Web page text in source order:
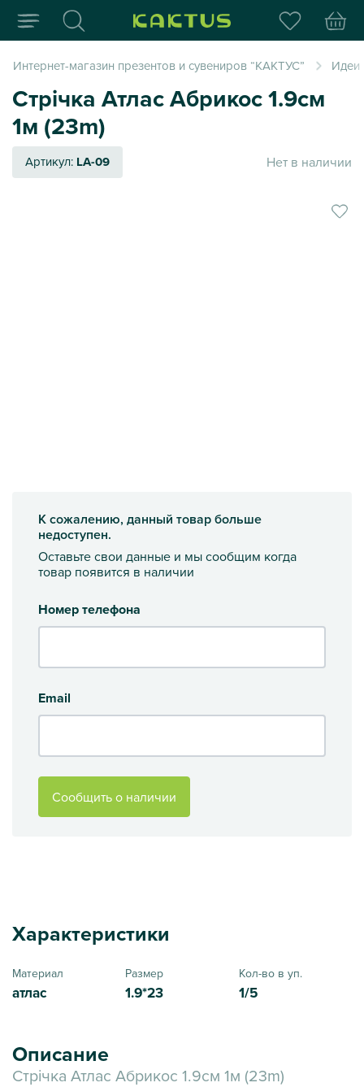
Интернет-магазин
Интернет-магазин презентов и сувениров “КАКТУС” Идеи
Стрічка Атлас Абрикос 1.9см
1м (23m)
Артикул: LA-09 Нет в наличии
К сожалению, данный товар больше
недоступен.
Оставьте свои данные и мы сообщим когда
товар появится в наличии
Номер телефона
Email
Сообщить о наличии
Характеристики
Материал
атлас
Размер
1.9*23
Кол-во в уп.
1/5
Описание
Стрічка Атлас Абрикос 1.9см 1м (23m)